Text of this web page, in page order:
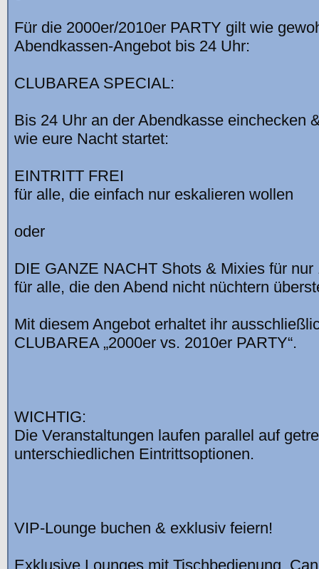
Für die 2000er/2010er PARTY gilt wie
Abendkassen-Angebot bis 24 Uhr:
CLUBAREA SPECIAL:
Bis 24 Uhr an der Abendkasse einchecken
wie eure Nacht startet:
EINTRITT FREI
für alle, die einfach nur eskalieren wollen
oder
DIE GANZE NACHT Shots & Mixies für nur
für alle, die den Abend nicht nüchtern
Mit diesem Angebot erhaltet ihr
CLUBAREA „2000er vs. 2010er PARTY“.
WICHTIG:
Die Veranstaltungen laufen parallel auf
unterschiedlichen Eintrittsoptionen.
VIP-Lounge buchen & exklusiv feiern!
Exklusive Lounges mit Tischbedienung,